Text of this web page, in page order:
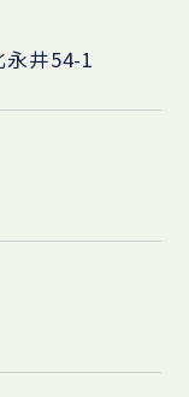
井54-1